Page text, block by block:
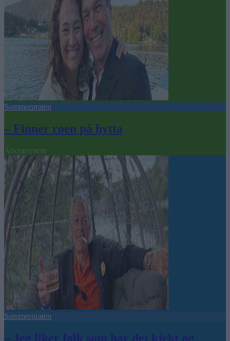
Sommerpraten
– Finner roen på hytta
Abonnement
Sommerpraten
– Jeg liker folk som har det kjekt og